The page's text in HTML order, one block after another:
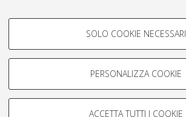
COOKIE DI PROFILAZIONE -
Si tratta di cookie utilizzati per analizzare le
navigazione degli utenti, creare profili in base
Mostra cookie di profilazione
SOLO COOKIE NECESSARI
PERSONALIZZA COOKIE
ACCETTA TUTTI I COOKIE
Impostazioni Cookie
Informativa sulla privacy
Condizioni d’uso del sito